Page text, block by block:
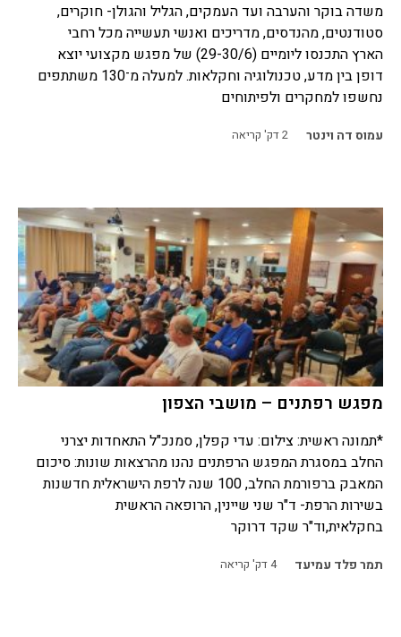
משדה בוקר והערבה ועד העמקים, הגליל והגולן- חוקרים,
סטודנטים, מהנדסים, מדריכים ואנשי תעשייה מכל רחבי
הארץ התכנסו ליומיים (29-30/6) של מפגש מקצועי יוצא
דופן בין מדע, טכנולוגיה וחקלאות. למעלה מ־130 משתתפים
נחשפו למחקרים ולפיתוחים
עמוס דה וינטר 2דק' קריאה
מפגש רפתנים – מושבי הצפון
*תמונה ראשית: צילום: עדי קפלן, סמנכ"ל התאחדות יצרני
החלב במסגרת המפגש הרפתנים נהנו מהרצאות שונות: סיכום
המאבק ברפורמת החלב, 100 שנה לרפת הישראלית חדשנות
בשירות הרפת- ד"ר שני שיינין, הרופאה הראשית
בחקלאית,וד"ר שקד דרוקר
תמר פלד עמיעד 4דק' קריאה